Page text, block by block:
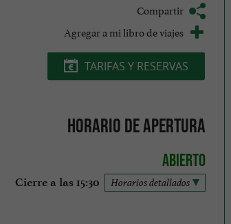
Compartir
Agregar a mi libro de viajes
TARIFAS Y RESERVAS
Horario de apertura
Abierto
Cierre a las 15:30 Horarios detallados